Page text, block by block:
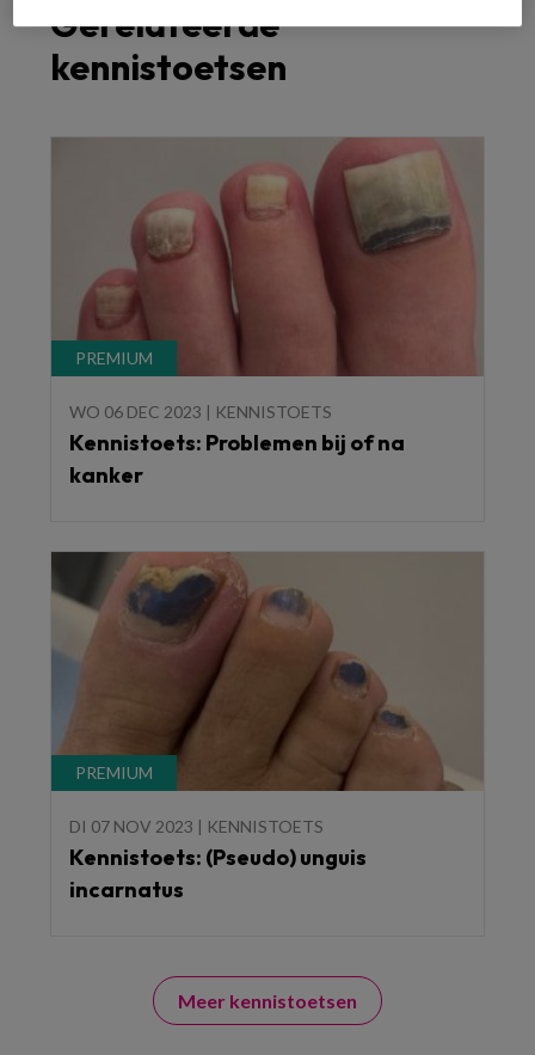
Gerelateerde
kennistoetsen
WO 06 DEC 2023 | KENNISTOETS
Kennistoets: Problemen bij of na
kanker
DI 07 NOV 2023 | KENNISTOETS
Kennistoets: (Pseudo) unguis
incarnatus
Meer kennistoetsen